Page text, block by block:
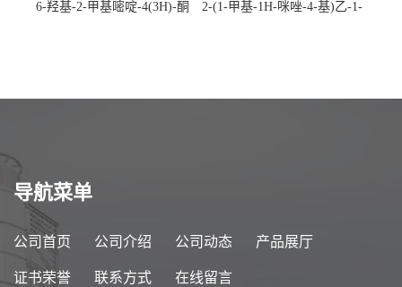
6-羟基-2-甲基嘧啶-4(3H)-酮
2-(1-甲基-1H-咪唑-4-基)乙-1-
导航菜单
公司首页 公司介绍 公司动态 产品展厅
证书荣誉 联系方式 在线留言